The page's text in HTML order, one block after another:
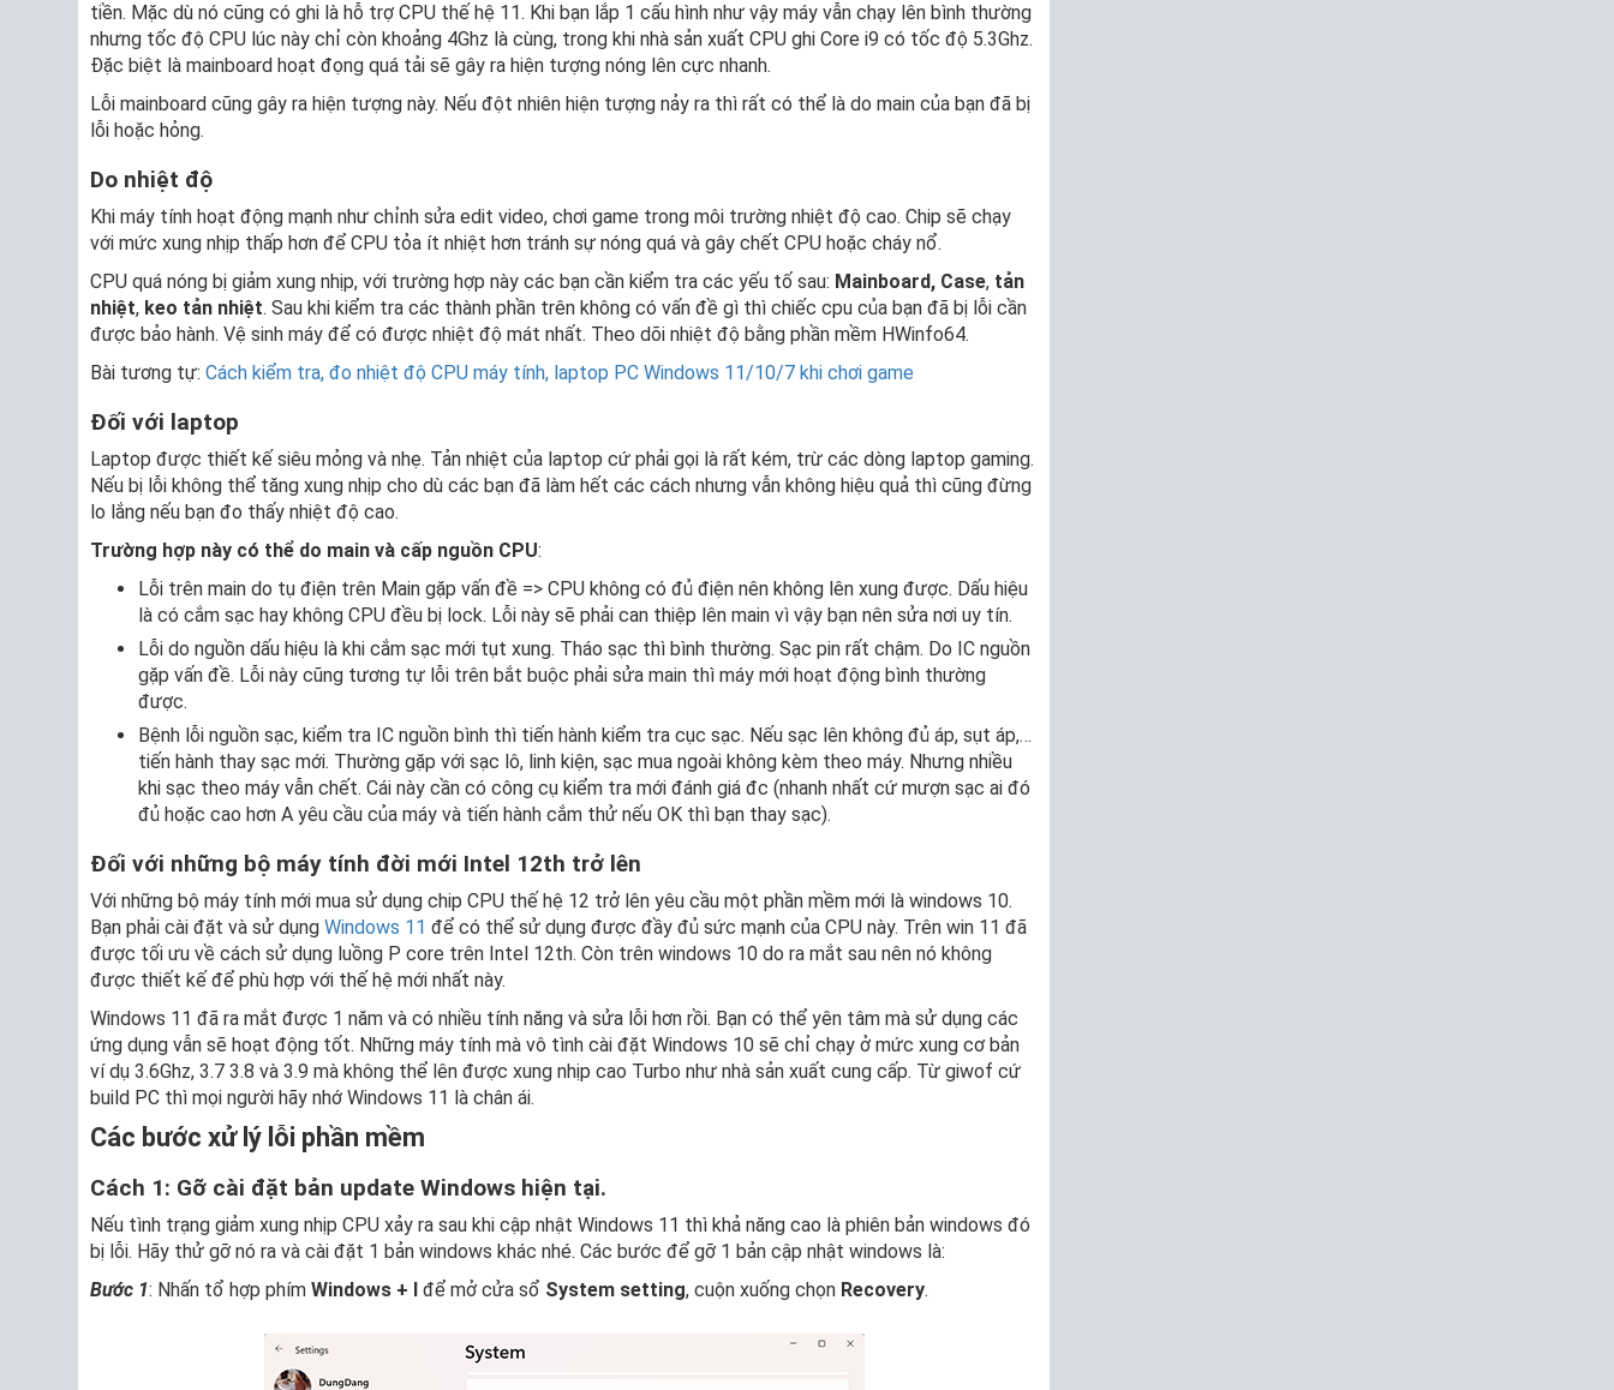
tiền. Mặc dù nó cũng có ghi là hỗ trợ CPU thế hệ 11. Khi bạn lắp 1 cấu hình như vậy máy vẫn chạy lên bình thường
nhưng tốc độ CPU lúc này chỉ còn khoảng 4Ghz là cùng, trong khi nhà sản xuất CPU ghi Core i9 có tốc độ 5.3Ghz.
Đặc biệt là mainboard hoạt đọng quá tải sẽ gây ra hiện tượng nóng lên cực nhanh.
Lỗi mainboard cũng gây ra hiện tượng này. Nếu đột nhiên hiện tượng nảy ra thì rất có thể là do main của bạn đã bị
lỗi hoặc hỏng.
Do nhiệt độ
Khi máy tính hoạt động mạnh như chỉnh sửa edit video, chơi game trong môi trường nhiệt độ cao. Chip sẽ chạy
với mức xung nhịp thấp hơn để CPU tỏa ít nhiệt hơn tránh sự nóng quá và gây chết CPU hoặc cháy nổ.
CPU quá nóng bị giảm xung nhịp, với trường hợp này các bạn cần kiểm tra các yếu tố sau: Mainboard, Case, tản
nhiệt, keo tản nhiệt. Sau khi kiểm tra các thành phần trên không có vấn đề gì thì chiếc cpu của bạn đã bị lỗi cần
được bảo hành. Vệ sinh máy để có được nhiệt độ mát nhất. Theo dõi nhiệt độ bằng phần mềm HWinfo64.
Bài tương tự: Cách kiểm tra, đo nhiệt độ CPU máy tính, laptop PC Windows 11/10/7 khi chơi game
Đối với laptop
Laptop được thiết kế siêu mỏng và nhẹ. Tản nhiệt của laptop cứ phải gọi là rất kém, trừ các dòng laptop gaming.
Nếu bị lỗi không thể tăng xung nhịp cho dù các bạn đã làm hết các cách nhưng vẫn không hiệu quả thì cũng đừng
lo lắng nếu bạn đo thấy nhiệt độ cao.
Trường hợp này có thể do main và cấp nguồn CPU:
Lỗi trên main do tụ điện trên Main gặp vấn đề => CPU không có đủ điện nên không lên xung được. Dấu hiệu
là có cắm sạc hay không CPU đều bị lock. Lỗi này sẽ phải can thiệp lên main vì vậy bạn nên sửa nơi uy tín.
Lỗi do nguồn dấu hiệu là khi cắm sạc mới tụt xung. Tháo sạc thì bình thường. Sạc pin rất chậm. Do IC nguồn
gặp vấn đề. Lỗi này cũng tương tự lỗi trên bắt buộc phải sửa main thì máy mới hoạt động bình thường
được.
Bệnh lỗi nguồn sạc, kiểm tra IC nguồn bình thì tiến hành kiểm tra cục sạc. Nếu sạc lên không đủ áp, sụt áp,…
tiến hành thay sạc mới. Thường gặp với sạc lô, linh kiện, sạc mua ngoài không kèm theo máy. Nhưng nhiều
khi sạc theo máy vẫn chết. Cái này cần có công cụ kiểm tra mới đánh giá đc (nhanh nhất cứ mượn sạc ai đó
đủ hoặc cao hơn A yêu cầu của máy và tiến hành cắm thử nếu OK thì bạn thay sạc).
Đối với những bộ máy tính đời mới Intel 12th trở lên
Với những bộ máy tính mới mua sử dụng chip CPU thế hệ 12 trở lên yêu cầu một phần mềm mới là windows 10.
Bạn phải cài đặt và sử dụng Windows 11 để có thể sử dụng được đầy đủ sức mạnh của CPU này. Trên win 11 đã
được tối ưu về cách sử dụng luồng P core trên Intel 12th. Còn trên windows 10 do ra mắt sau nên nó không
được thiết kế để phù hợp với thế hệ mới nhất này.
Windows 11 đã ra mắt được 1 năm và có nhiều tính năng và sửa lỗi hơn rồi. Bạn có thể yên tâm mà sử dụng các
ứng dụng vẫn sẽ hoạt động tốt. Những máy tính mà vô tình cài đặt Windows 10 sẽ chỉ chạy ở mức xung cơ bản
ví dụ 3.6Ghz, 3.7 3.8 và 3.9 mà không thể lên được xung nhịp cao Turbo như nhà sản xuất cung cấp. Từ giwof cứ
build PC thì mọi người hãy nhớ Windows 11 là chân ái.
Các bước xử lý lỗi phần mềm
Cách 1: Gỡ cài đặt bản update Windows hiện tại.
Nếu tình trạng giảm xung nhịp CPU xảy ra sau khi cập nhật Windows 11 thì khả năng cao là phiên bản windows đó
bị lỗi. Hãy thử gỡ nó ra và cài đặt 1 bản windows khác nhé. Các bước để gỡ 1 bản cập nhật windows là:
Bước 1: Nhấn tổ hợp phím Windows + I để mở cửa sổ System setting, cuộn xuống chọn Recovery.